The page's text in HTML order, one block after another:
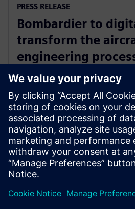
PRESS RELEASE
Bombardier to
transform the
engineering
concept through to
with Siemens
2025年4月17日